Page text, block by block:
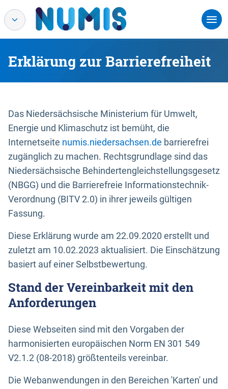
Erklärung zur Barrierefreiheit
Das Niedersächsische Ministerium für Umwelt,
Energie und Klimaschutz ist bemüht, die
Internetseite numis.niedersachsen.de barrierefrei
zugänglich zu machen. Rechtsgrundlage sind das
Niedersächsische Behindertengleichstellungsgesetz
(NBGG) und die Barrierefreie Informationstechnik-
Verordnung (BITV 2.0) in ihrer jeweils gültigen
Fassung.
Diese Erklärung wurde am 22.09.2020 erstellt und
zuletzt am 10.02.2023 aktualisiert. Die Einschätzung
basiert auf einer Selbstbewertung.
Stand der Vereinbarkeit mit den
Anforderungen
Diese Webseiten sind mit den Vorgaben der
harmonisierten europäischen Norm EN 301 549
V2.1.2 (08-2018) größtenteils vereinbar.
Die Webanwendungen in den Bereichen 'Karten' und